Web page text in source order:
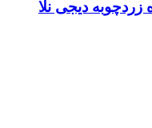
دیجی نلا